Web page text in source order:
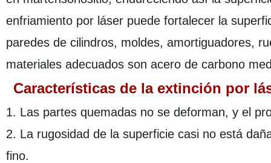
enfriamiento por láser puede fortalecer la
paredes de cilindros, moldes, amortiguadores,
materiales adecuados son acero de carbono
Características de la extinción por
1. Las partes quemadas no se deforman, y el
2. La rugosidad de la superficie casi no está
fino.